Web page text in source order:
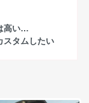
高い…
スタムしたい